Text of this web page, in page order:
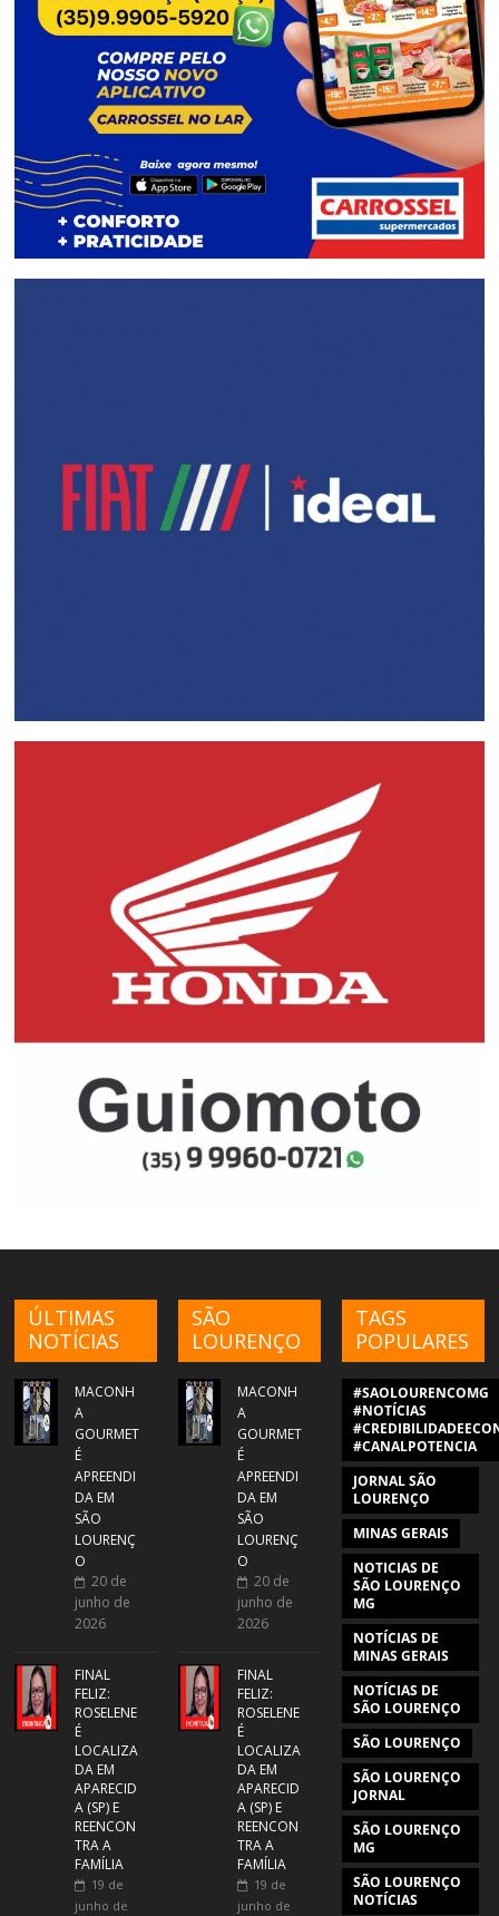
ÚLTIMAS
NOTÍCIAS
MACONH
A
GOURMET
É
APREENDI
DA EM
SÃO
LOURENÇ
O
20 de
junho de
2026
FINAL
FELIZ:
ROSELENE
É
LOCALIZA
DA EM
APARECID
A (SP) E
REENCON
TRA A
FAMÍLIA
19 de
junho de
SÃO
LOURENÇO
MACONH
A
GOURMET
É
APREENDI
DA EM
SÃO
LOURENÇ
O
20 de
junho de
2026
FINAL
FELIZ:
ROSELENE
É
LOCALIZA
DA EM
APARECID
A (SP) E
REENCON
TRA A
FAMÍLIA
19 de
junho de
TAGS
POPULARES
#SAOLOURENCOMG
#NOTÍCIAS
#CANALPOTENCIA
JORNAL SÃO
LOURENÇO
MINAS GERAIS
NOTICIAS DE
SÃO LOURENÇO
MG
NOTÍCIAS DE
MINAS GERAIS
NOTÍCIAS DE
SÃO LOURENÇO
SÃO LOURENÇO
SÃO LOURENÇO
JORNAL
SÃO LOURENÇO
MG
SÃO LOURENÇO
NOTÍCIAS